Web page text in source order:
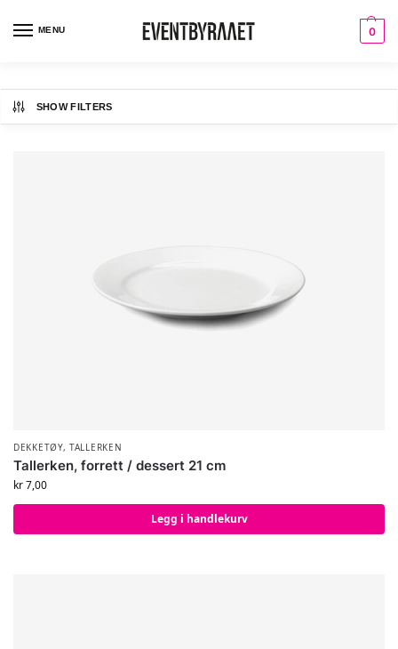
MENU 0
SHOW FILTERS
DEKKETØY,TALLERKEN
Tallerken, forrett / dessert 21 cm
kr7,00
Legg i handlekurv